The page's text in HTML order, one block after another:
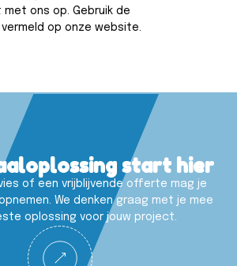
ons op. Gebruik de
op onze website.
start hier
of een vrijblijvende offerte mag je
We denken graag met je mee
oplossing voor jouw project.